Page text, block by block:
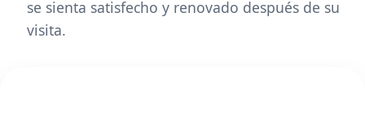
se sienta satisfecho y renovado después de su
visita.